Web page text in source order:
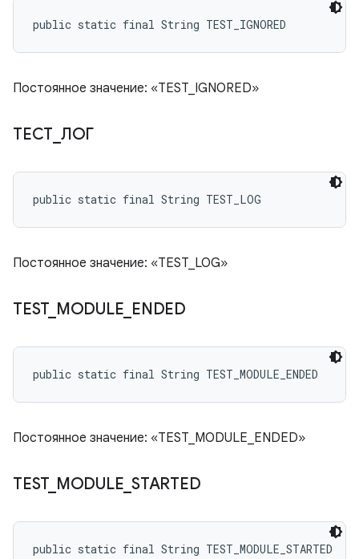
public static final String TEST_IGNORED
Постоянное значение: «TEST_IGNORED»
ТЕСТ ЛОГ
public static final String TEST_LOG
Постоянное значение: «TEST_LOG»
TEST_ MODULE ENDED
public static final String TEST_MODULE_ENDED
Постоянное значение: «TEST_MODULE_ENDED»
TEST_ MODULE STARTED
public static final String TEST_MODULE_STARTED